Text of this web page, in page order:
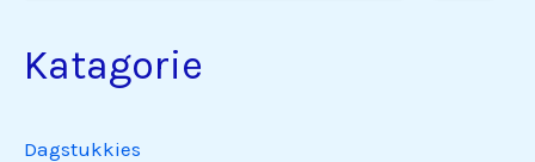
Katagorie
Dagstukkies